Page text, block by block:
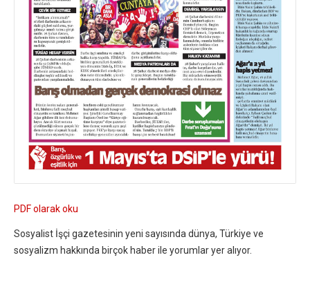
PDF olarak oku
Sosyalist İşçi gazetesinin yeni sayısında dünya, Türkiye ve
sosyalizm hakkında birçok haber ile yorumlar yer alıyor.